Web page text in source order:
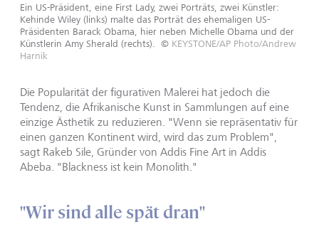
Ein US-Präsident, eine First Lady, zwei Porträts, zwei Künstler:
Kehinde Wiley (links) malte das Porträt des ehemaligen US-
Präsidenten Barack Obama, hier neben Michelle Obama und der
Künstlerin Amy Sherald (rechts).
© KEYSTONE/AP Photo/Andrew
Harnik
Die Popularität der figurativen Malerei hat jedoch die
Tendenz, die Afrikanische Kunst in Sammlungen auf eine
einzige Ästhetik zu reduzieren. "Wenn sie repräsentativ für
einen ganzen Kontinent wird, wird das zum Problem",
sagt Rakeb Sile, Gründer von Addis Fine Art in Addis
Abeba. "Blackness ist kein Monolith."
"Wir sind alle spät dran"